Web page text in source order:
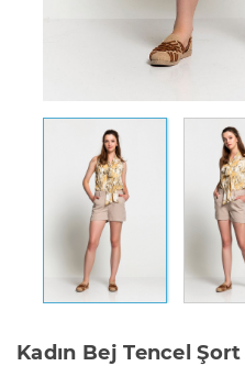
Kadın Bej Tencel Şort